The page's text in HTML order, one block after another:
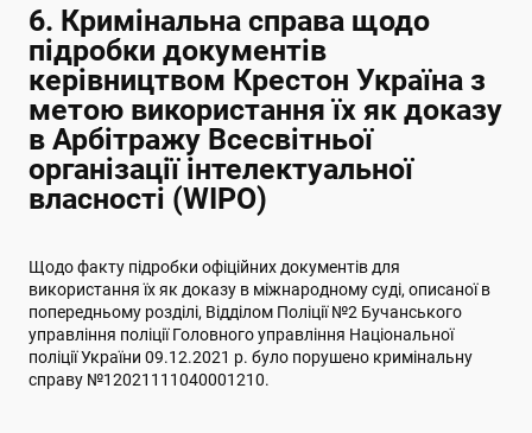
6. Кримінальна справа щодо
підробки документів
керівництвом Крестон Україна з
метою використання їх як доказу
в Арбітражу Всесвітньої
організації інтелектуальної
власності (WIPO)
Щодо факту підробки офіційних документів для
використання їх як доказу в міжнародному суді, описаної в
попередньому розділі, Відділом Поліції №2 Бучанського
управління поліції Головного управління Національної
поліції України 09.12.2021 р. було порушено кримінальну
справу №12021111040001210.